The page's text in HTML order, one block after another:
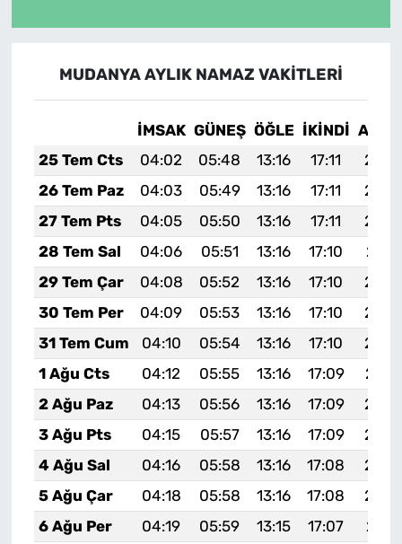
MUDANYA AYLIK NAMAZ VAKITLERI
İMSAK GÜNEŞ ÖĞLE İKINDI
25 Tem Cts
04:02 05:48 13:16 17:11
26 Tem Paz
04:03 05:49 13:16 17:11
27 Tem Pts
04:05 05:50 13:16 17:11
28 Tem Sal
04:06 05:51 13:16 17:10
29 Tem Çar
04:08 05:52 13:16 17:10
30 Tem Per
04:09 05:53 13:16 17:10
31 Tem Cum
04:10 05:54 13:16 17:10
1 Ağu Cts
04:12 05:55 13:16 17:09
2 Ağu Paz
04:13 05:56 13:16 17:09
3 Ağu Pts
04:15 05:57 13:16 17:09
4 Ağu Sal
04:16 05:58 13:16 17:08
5 Ağu Çar
04:18 05:58 13:16 17:08
6 Ağu Per
04:19 05:59 13:15 17:07